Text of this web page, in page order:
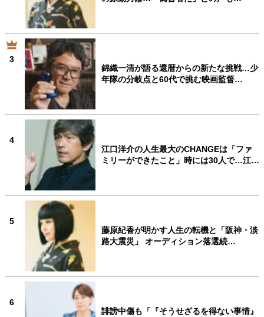
3
錦織一清が語る還暦からの新たな挑戦…少
年隊の分岐点と60代で挑む映画監督…
4
江口洋介の人生最大のCHANGEは「ファ
ミリーができたこと」時には30人で…江…
5
藤原紀香が明かす人生の転機と「阪神・淡
路大震災」 オーディション落選続…
6
誹謗中傷も「『そうせざるを得ない事情』